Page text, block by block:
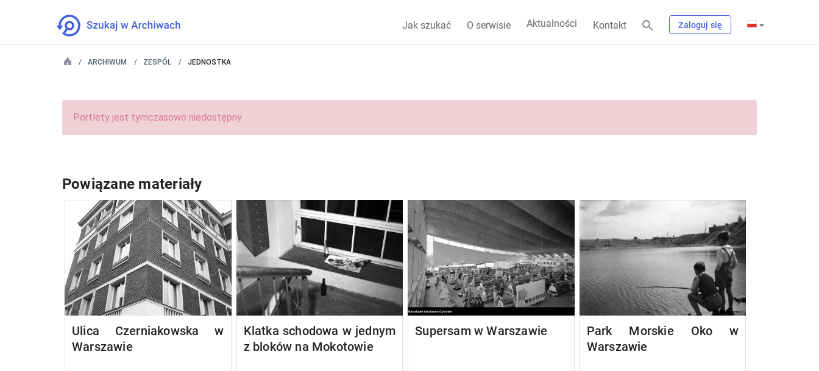
Jak szukać O serwisie Aktualności Kontakt Zaloguj się
ARCHIWUM ZESPÓŁ JEDNOSTKA
Portlety jest tymczasowo niedostępny.
Powiązane materiały
Ulica Czerniakowska w
Warszawie
Klatka schodowa w jednym
z bloków na Mokotowie
Supersam w Warszawie
Park Morskie Oko w
Warszawie